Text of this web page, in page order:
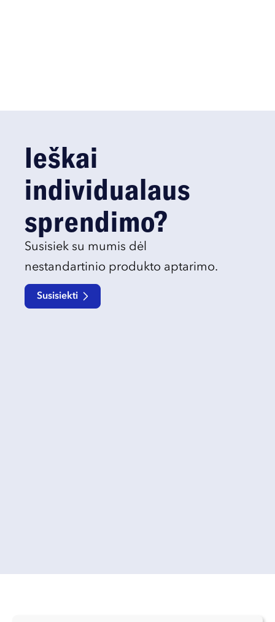
Ieškai
individualaus
sprendimo?
Susisiek su mumis dėl
nestandartinio produkto aptarimo.
Susisiekti